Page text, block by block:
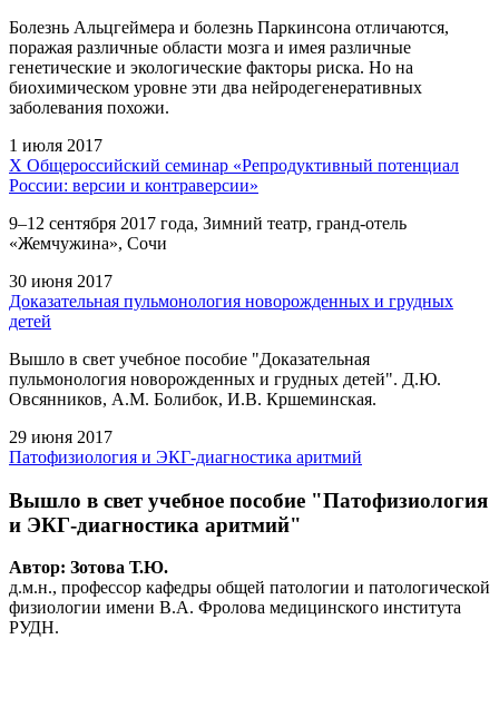
Болезнь Альцгеймера и болезнь Паркинсона отличаются,
поражая различные области мозга и имея различные
генетические и экологические факторы риска. Но на
биохимическом уровне эти два нейродегенеративных
заболевания похожи.
1 июля 2017
X Общероссийский семинар «Репродуктивный потенциал
России: версии и контраверсии»
9–12 сентября 2017 года, Зимний театр, гранд-отель
«Жемчужина», Сочи
30 июня 2017
Доказательная пульмонология новорожденных и грудных
детей
Вышло в свет учебное пособие "Доказательная
пульмонология новорожденных и грудных детей". Д.Ю.
Овсянников, А.М. Болибок, И.В. Кршеминская.
29 июня 2017
Патофизиология и ЭКГ-диагностика аритмий
Вышло в свет учебное пособие "Патофизиология
и ЭКГ-диагностика аритмий"
Автор: Зотова Т.Ю.
д.м.н., профессор кафедры общей патологии и патологической
физиологии имени В.А. Фролова медицинского института
РУДН.